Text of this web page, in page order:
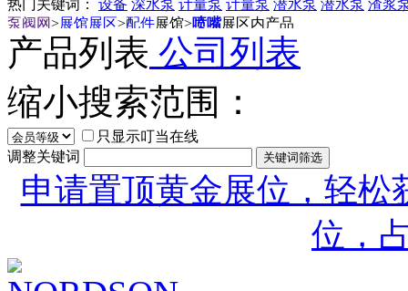
热门关键词： 设备 深水泵 计量泵 计量泵 潜水泵 潜水泵 渣浆
泵阀网>展馆展区>配件展馆>喷嘴展区内产品
产品列表 公司列表
缩小搜索范围：
只显示叮当在线
调整关键词
申请置顶黄金展位，轻松
位，